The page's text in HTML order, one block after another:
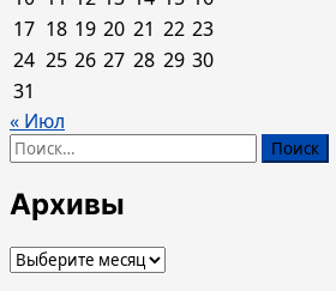
17 18 19 20 21 22 23
24 25 26 27 28 29 30
31
« Июл
Найти:
Архивы
Архивы